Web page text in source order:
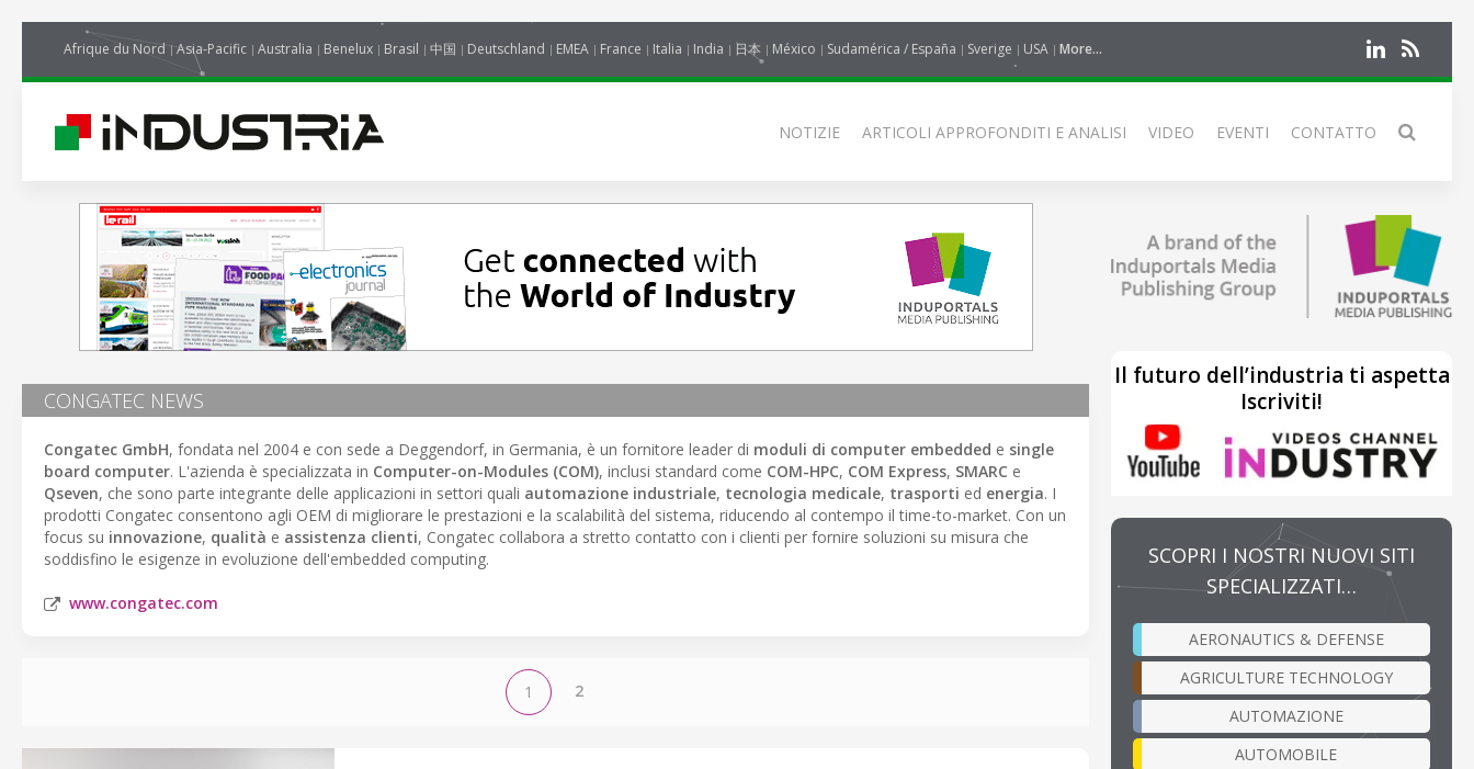
Afrique du Nord Asia-Pacific Australia Benelux Brasil 中国 Deutschland EMEA France Italia India 日本 México Sudamérica / España Sverige USA More...
NOTIZIE ARTICOLI APPROFONDITI E ANALISI VIDEO EVENTI CONTATTO
CONGATEC NEWS
Congatec GmbH, fondata nel 2004 e con sede a Deggendorf, in Germania, è un fornitore leader di moduli di computer embedded e single
board computer. L'azienda è specializzata in Computer-on-Modules (COM), inclusi standard come COM-HPC, COM Express, SMARC e
Qseven, che sono parte integrante delle applicazioni in settori quali automazione industriale, tecnologia medicale, trasporti ed energia. I
prodotti Congatec consentono agli OEM di migliorare le prestazioni e la scalabilità del sistema, riducendo al contempo il time-to-market. Con un
focus su innovazione, qualità e assistenza clienti, Congatec collabora a stretto contatto con i clienti per fornire soluzioni su misura che
soddisfino le esigenze in evoluzione dell'embedded computing.
www.congatec.com
1 2
Il futuro dell’industria ti aspetta
Iscriviti!
SCOPRI I NOSTRI NUOVI SITI
SPECIALIZZATI…
AERONAUTICS & DEFENSE
AGRICULTURE TECHNOLOGY
AUTOMAZIONE
AUTOMOBILE